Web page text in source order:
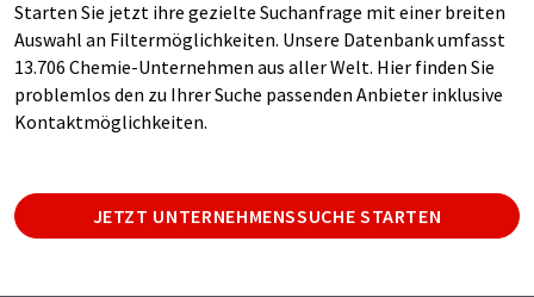
Starten Sie jetzt ihre gezielte Suchanfrage mit einer breiten
Auswahl an Filtermöglichkeiten. Unsere Datenbank umfasst
13.706 Chemie-Unternehmen aus aller Welt. Hier finden Sie
problemlos den zu Ihrer Suche passenden Anbieter inklusive
Kontaktmöglichkeiten.
JETZT UNTERNEHMENSSUCHE STARTEN